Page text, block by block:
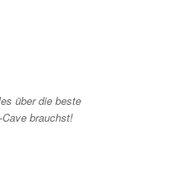
über die beste
brauchst!